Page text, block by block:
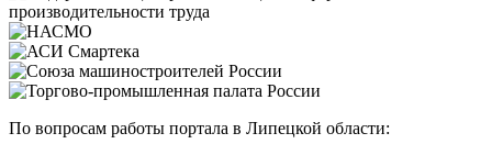
По вопросам работы портала в Липецкой области: